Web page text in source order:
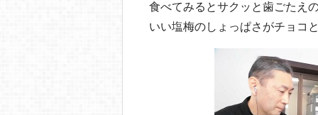
食べてみるとサクッと歯ごたえ
いい塩梅のしょっぱさがチョコ